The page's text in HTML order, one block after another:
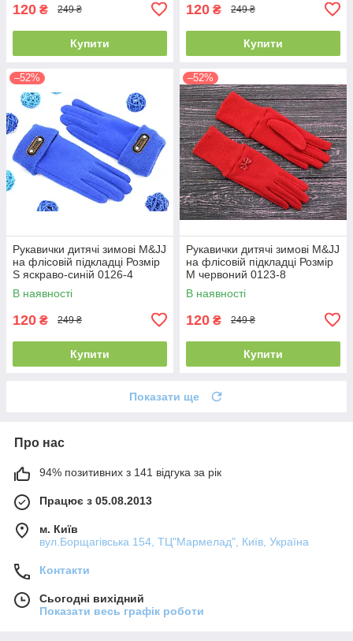
120 ₴ 249 ₴
Купити
120 ₴ 249 ₴
Купити
–52%
Рукавички дитячі зимові M&JJ
на флісовій підкладці Розмір
S яскраво-синій 0126-4
В наявності
120 ₴ 249 ₴
Купити
–52%
Рукавички дитячі зимові M&JJ
на флісовій підкладці Розмір
M червоний 0123-8
В наявності
120 ₴ 249 ₴
Купити
Показати ще
Про нас
94% позитивних з 141 відгука за рік
Працює з 05.08.2013
м. Київ
вул.Борщагівська 154, ТЦ"Мармелад", Київ, Україна
Контакти
Сьогодні вихідний
Показати весь графік роботи